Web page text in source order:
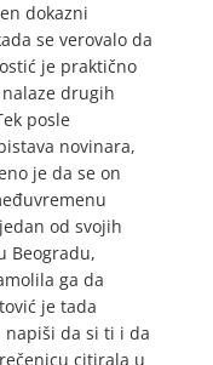
dokazni
se verovalo da
je praktično
drugih
posle
novinara,
je da se on
od svojih
Beogradu,
ga da
je tada
napiši da si ti i da
citirala u